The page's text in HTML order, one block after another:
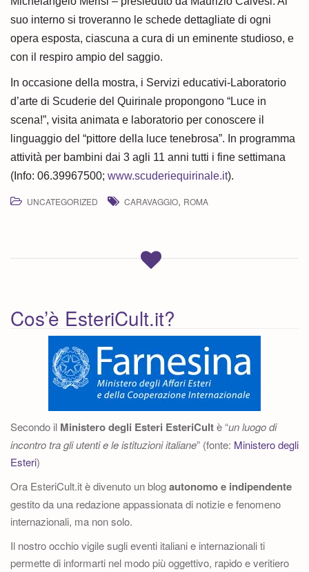
suo interno si troveranno le schede dettagliate di ogni
opera esposta, ciascuna a cura di un eminente studioso, e
con il respiro ampio del saggio.
In occasione della mostra, i Servizi educativi-Laboratorio
d’arte di Scuderie del Quirinale propongono “Luce in
scena!”, visita animata e laboratorio per conoscere il
linguaggio del “pittore della luce tenebrosa”. In programma
attività per bambini dai 3 agli 11 anni tutti i fine settimana
(Info: 06.39967500; www.scuderiequirinale.it).
UNCATEGORIZED CARAVAGGIO, ROMA
Cos’è EsteriCult.it?
Secondo il Ministero degli Esteri EsteriCultè “un luogo di
incontro tra gli utenti e le istituzioni italiane” (fonte: Ministero degli
Esteri)
Ora EsteriCult.it è divenuto un blogautonomo e indipendente
gestito da una redazione appassionata di notizie e fenomeno
internazionali, ma non solo.
Il nostro occhio vigile sugli eventi italiani e internazionali ti
permette di informarti nel modo più oggettivo, rapido e veritiero